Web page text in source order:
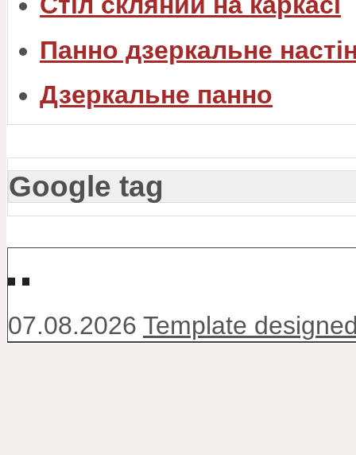
Панно дзеркальне
Дзеркальне панно
Google tag
↑↑↑
07.08.2026 Template